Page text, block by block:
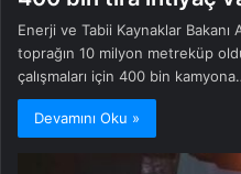
Enerji ve Tabii Kaynaklar
toprağın 10 milyon metreküp
çalışmaları için 400 bin
Devamını Oku »